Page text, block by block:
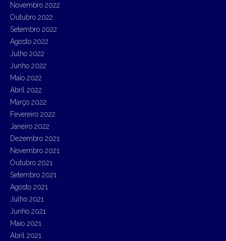
Novembro 2022
Outubro 2022
Setembro 2022
Agosto 2022
Julho 2022
Junho 2022
Maio 2022
Abril 2022
Março 2022
Fevereiro 2022
Janeiro 2022
Dezembro 2021
Novembro 2021
Outubro 2021
Setembro 2021
Agosto 2021
Julho 2021
Junho 2021
Maio 2021
Abril 2021